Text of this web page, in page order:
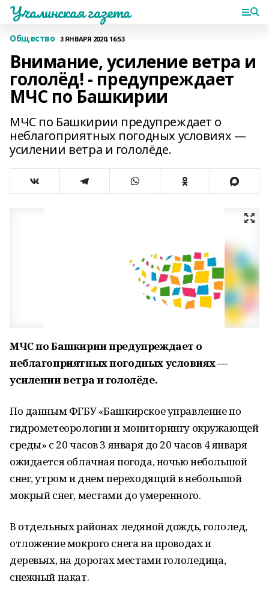
Учалинская газета
Общество 3 ЯНВАРЯ 2020, 16:53
Внимание, усиление ветра и
гололёд! - предупреждает
МЧС по Башкирии
МЧС по Башкирии предупреждает о
неблагоприятных погодных условиях —
усилении ветра и гололёде.
МЧС по Башкирии предупреждает о
неблагоприятных погодных условиях —
усилении ветра и гололёде.
По данным ФГБУ «Башкирское управление по
гидрометеорологии и мониторингу окружающей
среды» с 20 часов 3 января до 20 часов 4 января
ожидается облачная погода, ночью небольшой
снег, утром и днем переходящий в небольшой
мокрый снег, местами до умеренного.
В отдельных районах ледяной дождь, гололед,
отложение мокрого снега на проводах и
деревьях, на дорогах местами гололедица,
снежный накат.